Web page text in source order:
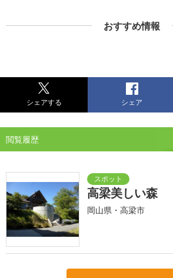
おすすめ情報
シェアする シェア
閲覧履歴
高梁美しい森
岡山県・高梁市